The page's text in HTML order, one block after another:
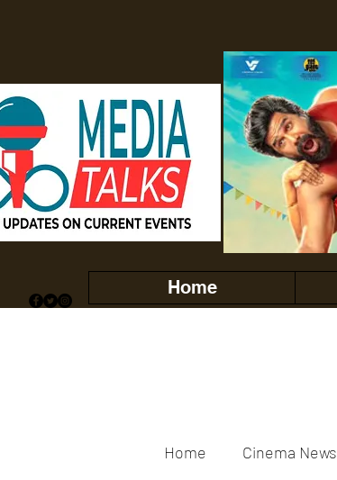
Home
Home Cinema News